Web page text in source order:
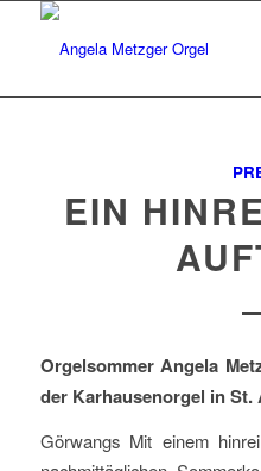
EIN
Orgelsommer Angela
der Karhausenorgel in St.
Görwangs Mit einem